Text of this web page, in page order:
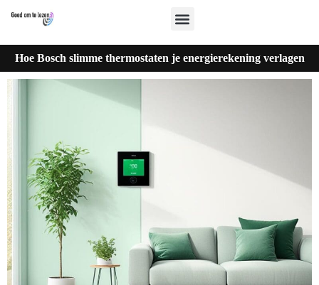
Hoe Bosch slimme thermostaten je energierekening verlagen